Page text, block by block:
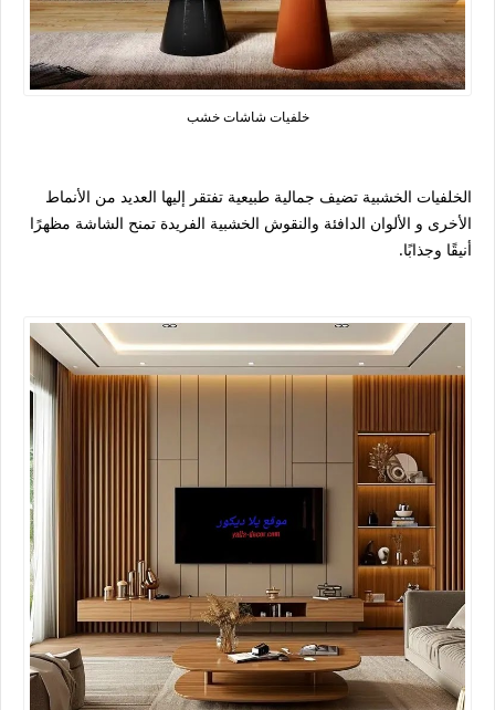
خلفيات شاشات خشب
الخلفيات الخشبية تضيف جمالية طبيعية تفتقر إليها العديد من الأنماط
الأخرى و الألوان الدافئة والنقوش الخشبية الفريدة تمنح الشاشة مظهرًا
أنيقًا وجذابًا.